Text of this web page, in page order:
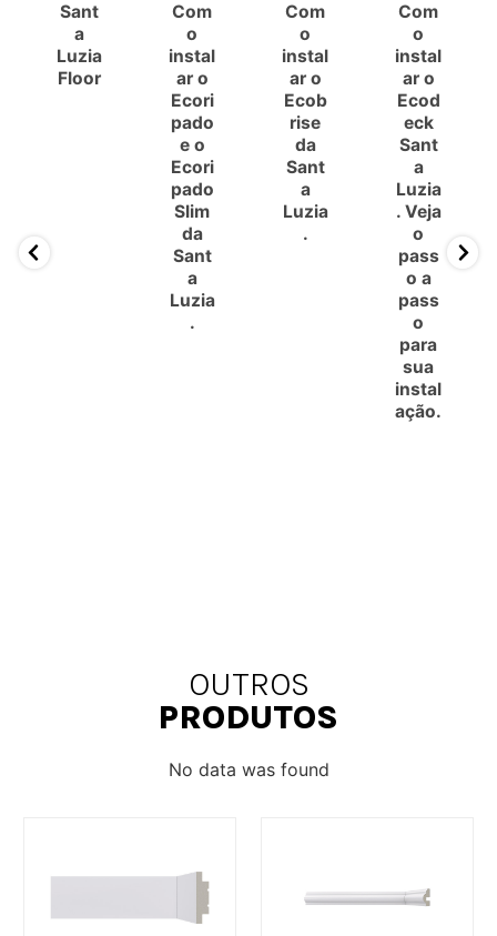
Sant
a
Luzia
Floor
Com
o
instal
ar o
Ecori
pado
e o
Ecori
pado
Slim
da
Sant
a
Luzia
.
Com
o
instal
ar o
Ecob
rise
da
Sant
a
Luzia
.
Com
o
instal
ar o
Ecod
eck
Sant
a
Luzia
. Veja
o
pass
o a
pass
o
para
sua
instal
ação.
OUTROS
PRODUTOS
No data was found